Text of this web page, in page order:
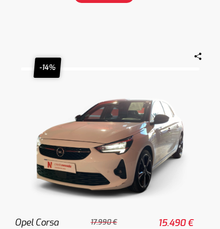
-14%
Opel Corsa 17.990 € 15.490 €